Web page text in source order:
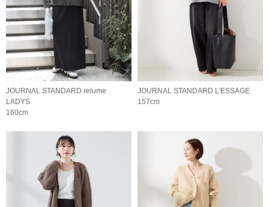
JOURNAL STANDARD relume
LADYS
160cm
JOURNAL STANDARD L'ESSAGE
157cm